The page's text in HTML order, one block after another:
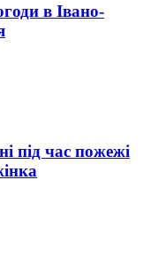
в Івано-
під час пожежі